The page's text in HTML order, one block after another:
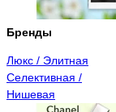
Бренды
Люкс / Элитная
Селективная /
Нишевая